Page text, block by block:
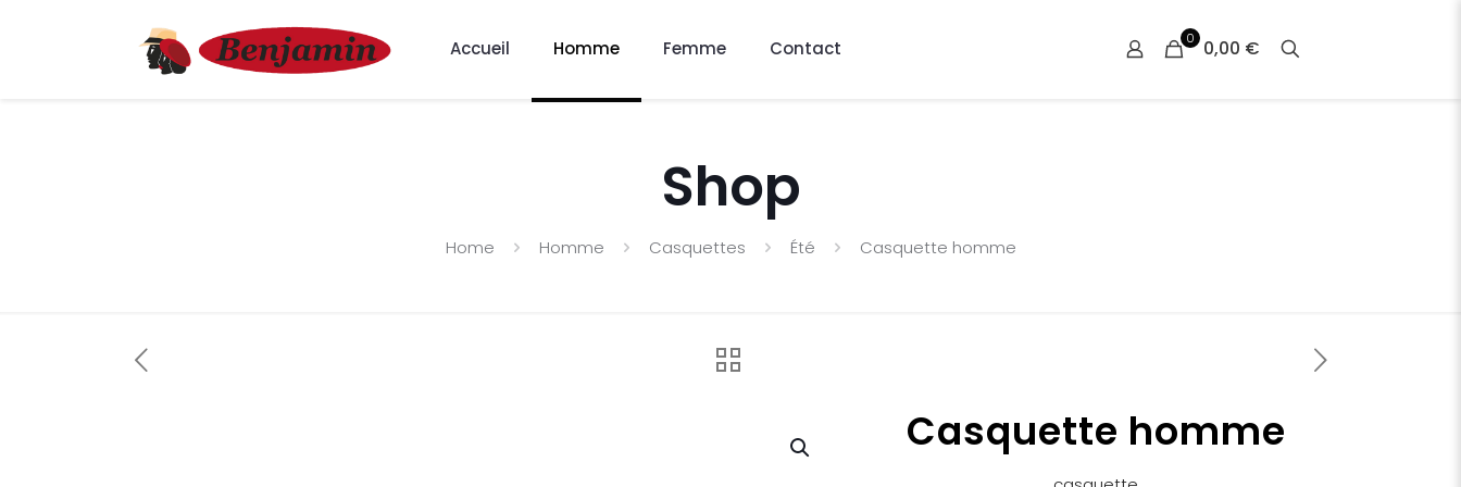
Accueil Homme Femme Contact 0 0,00 €
Shop
Home Homme Casquettes Été Casquette homme
Casquette homme